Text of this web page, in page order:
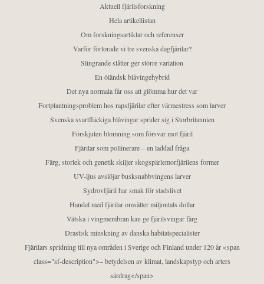
Aktuell fjärilsforskning
Hela artikellistan
Om forskningsartiklar och referenser
Varför förlorade vi tre svenska dagfjärilar?
Slingrande slåtter ger större variation
En öländsk blåvingehybrid
Det nya normala får oss att glömma hur det var
Fortplantningsproblem hos rapsfjärilar efter värmestress som larver
Svenska svartfläckiga blåvingar sprider sig i Storbritannien
Förskjuten blomning som försvar mot fjäril
Fjärilar som pollinerare – en laddad fråga
Färg, storlek och genetik skiljer skogspärlemorfjärilens former
UV-ljus avslöjar busksnabbvingens larver
Sydrovfjäril har smak för stadslivet
Handel med fjärilar omsätter miljontals dollar
Vätska i vingmembran kan ge fjärilsvingar färg
Drastisk minskning av danska habitatspecialister
Fjärilars spridning till nya områden i Sverige och Finland under 120 år <span
class="sf-description">– betydelsen av klimat, landskapstyp och arters
särdrag</span>